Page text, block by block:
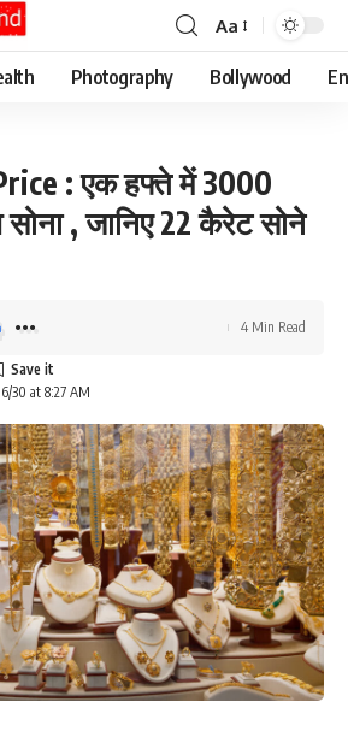
Font
Resizer
Aa
Photography Bollywood
: एक हफ्ते में 3000
, जानिए 22 कैरेट सोने
30 at 8:27 AM
4 Min Read